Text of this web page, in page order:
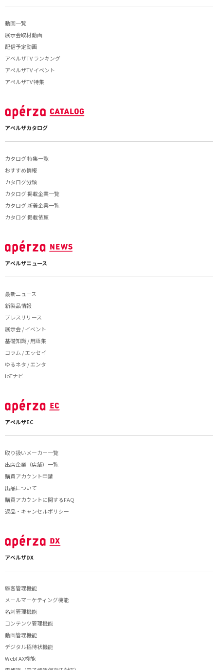
動画一覧
展示会取材動画
配信予定動画
アペルザTV ランキング
アペルザTV イベント
アペルザTV 特集
アペルザカタログ
カタログ 特集一覧
おすすめ情報
カタログ分類
カタログ 掲載企業一覧
カタログ 新着企業一覧
カタログ 掲載依頼
アペルザニュース
最新ニュース
新製品情報
プレスリリース
展示会 / イベント
基礎知識 / 用語集
コラム / エッセイ
ゆるネタ / エンタ
IoTナビ
アペルザEC
取り扱いメーカー一覧
出店企業（店舗）一覧
購買アカウント申請
出品について
購買アカウントに関するFAQ
返品・キャンセルポリシー
アペルザDX
顧客管理機能
メールマーケティング機能
名刺管理機能
コンテンツ管理機能
動画管理機能
デジタル招待状機能
WebFAX機能